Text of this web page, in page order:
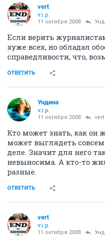
vert
v.i.p.
11 октября 2008
Если верить
хуже всех, но обладал
справедливости, что,
ОТВЕТИТЬ
Ундина
v.i.p.
11 октября 2008 vert
Кто может знать, как он
может выглядеть совсем
деле. Значит для него
невыносима. А кто-то
разные.
ОТВЕТИТЬ
vert
v.i.p.
11 октября 2008